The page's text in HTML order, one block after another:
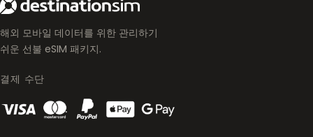
해외 모바일 데이터를 위한 관리하기
쉬운 선불 eSIM 패키지.
결제 수단